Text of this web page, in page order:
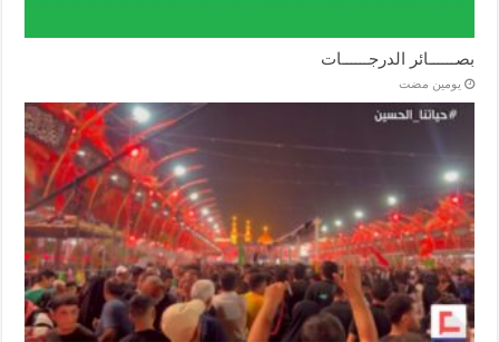
بصــــــائر الدرجــــــات
‏يومين مضت